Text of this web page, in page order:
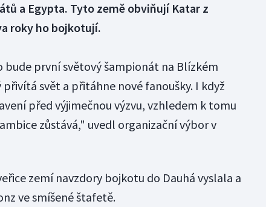
a Egypta. Tyto země obviňují Katar z
roky ho bojkotují.
bude první světový šampionát na Blízkém
svět a přitáhne nové fanoušky. I když
před výjimečnou výzvu, vzhledem k tomu
zůstává," uvedl organizační výbor v
zemí navzdory bojkotu do Dauhá vyslala a
ve smíšené štafetě.